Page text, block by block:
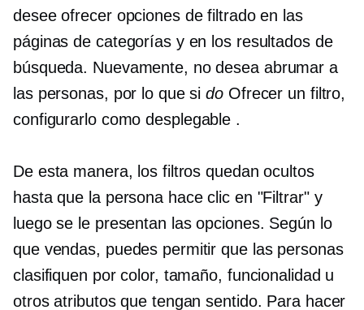
desee ofrecer opciones de filtrado en las
páginas de categorías y en los resultados de
búsqueda. Nuevamente, no desea abrumar a
las personas, por lo que sido Ofrecer un filtro,
configurarlo comodesplegable .
De esta manera, los filtros quedan ocultos
hasta que la persona hace clic en "Filtrar" y
luego se le presentan las opciones. Según lo
que vendas, puedes permitir que las personas
clasifiquen por color, tamaño, funcionalidad u
otros atributos que tengan sentido. Para hacer